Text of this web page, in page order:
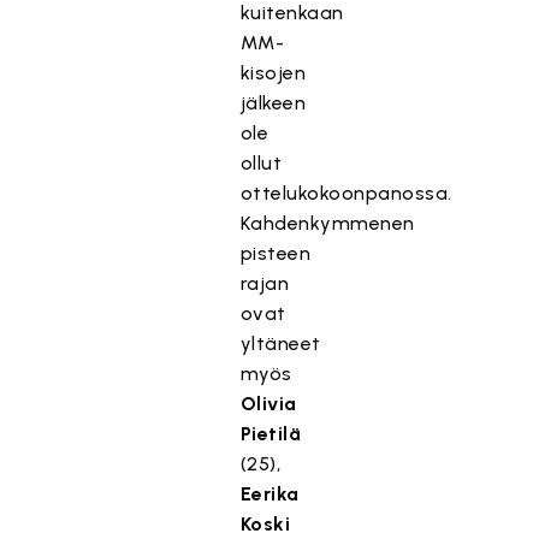
kuitenkaan
MM-
kisojen
jälkeen
ole
ollut
ottelukokoonpanossa.
Kahdenkymmenen
pisteen
rajan
ovat
yltäneet
myös
Olivia
Pietilä
(25),
Eerika
Koski